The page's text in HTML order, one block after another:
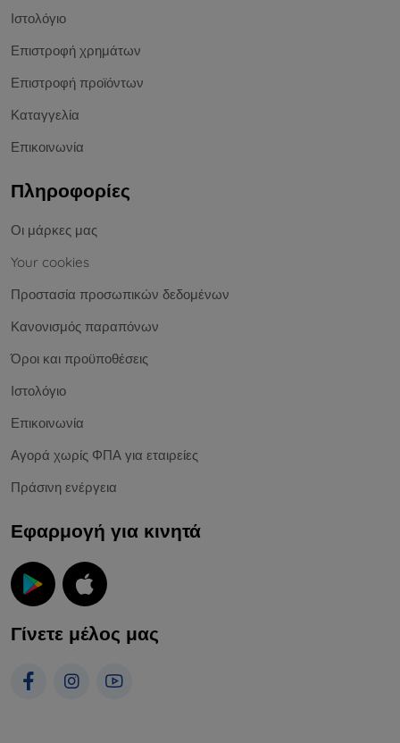
Ιστολόγιο
Επιστροφή χρημάτων
Επιστροφή προϊόντων
Καταγγελία
Επικοινωνία
Πληροφορίες
Οι μάρκες μας
Your cookies
Προστασία προσωπικών δεδομένων
Κανονισμός παραπόνων
Όροι και προϋποθέσεις
Ιστολόγιο
Επικοινωνία
Αγορά χωρίς ΦΠΑ για εταιρείες
Πράσινη ενέργεια
Εφαρμογή για κινητά
Γίνετε μέλος μας